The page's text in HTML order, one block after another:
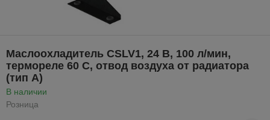
Маслоохладитель CSLV1, 24 В, 100 л/мин,
термореле 60 С, отвод воздуха от радиатора
(тип А)
В наличии
Розница